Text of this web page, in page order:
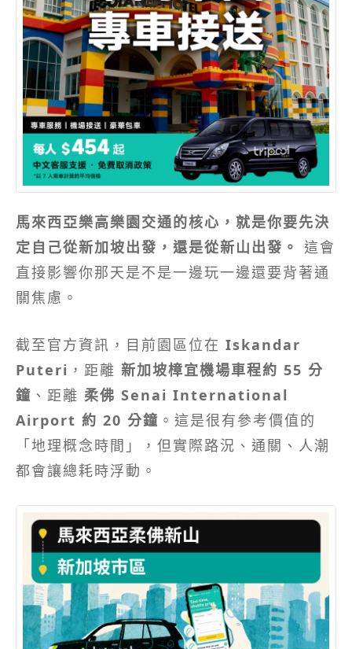
馬來西亞樂高樂園交通的核心，就是你要先決
定自己從新加坡出發，還是從新山出發。 這會
直接影響你那天是不是一邊玩一邊還要背著通
關焦慮。
截至官方資訊，目前園區位在 Iskandar
Puteri ，距離 新加坡樟宜機場車程約 55 分
鐘 、距離 柔佛 Senai International
Airport 約 20 分鐘 。這是很有參考價值的
「地理概念時間」，但實際路況、通關、人潮
都會讓總耗時浮動。